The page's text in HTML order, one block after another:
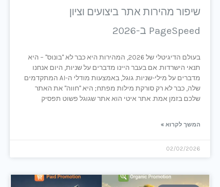
שיפור מהירות אתר ביצועים וציון
PageSpeed ב-2026
בעולם הדיגיטלי של 2026, המהירות היא כבר לא "בונוס" – היא
תנאי הישרדות. אם בעבר היינו מדברים על שניות, היום אנחנו
מדברים על מילי-שניות. גוגל, באמצעות מודלי ה-AI המתקדמים
שלה, כבר לא רק סורקת מילות מפתח; היא "חווה" את האתר
שלכם בזמן אמת. אתר איטי הוא אתר שגוגל פשוט תפסיק
המשך לקרוא »
02/02/2026